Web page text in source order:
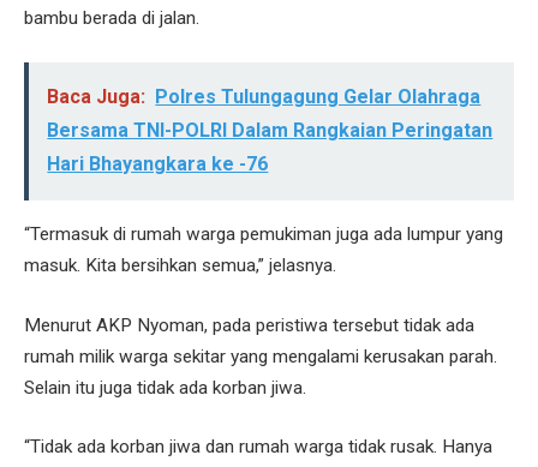
bambu berada di jalan.
Baca Juga:
Polres Tulungagung Gelar Olahraga
Bersama TNI-POLRI Dalam Rangkaian Peringatan
Hari Bhayangkara ke -76
“Termasuk di rumah warga pemukiman juga ada lumpur yang
masuk. Kita bersihkan semua,” jelasnya.
Menurut AKP Nyoman, pada peristiwa tersebut tidak ada
rumah milik warga sekitar yang mengalami kerusakan parah.
Selain itu juga tidak ada korban jiwa.
“Tidak ada korban jiwa dan rumah warga tidak rusak. Hanya